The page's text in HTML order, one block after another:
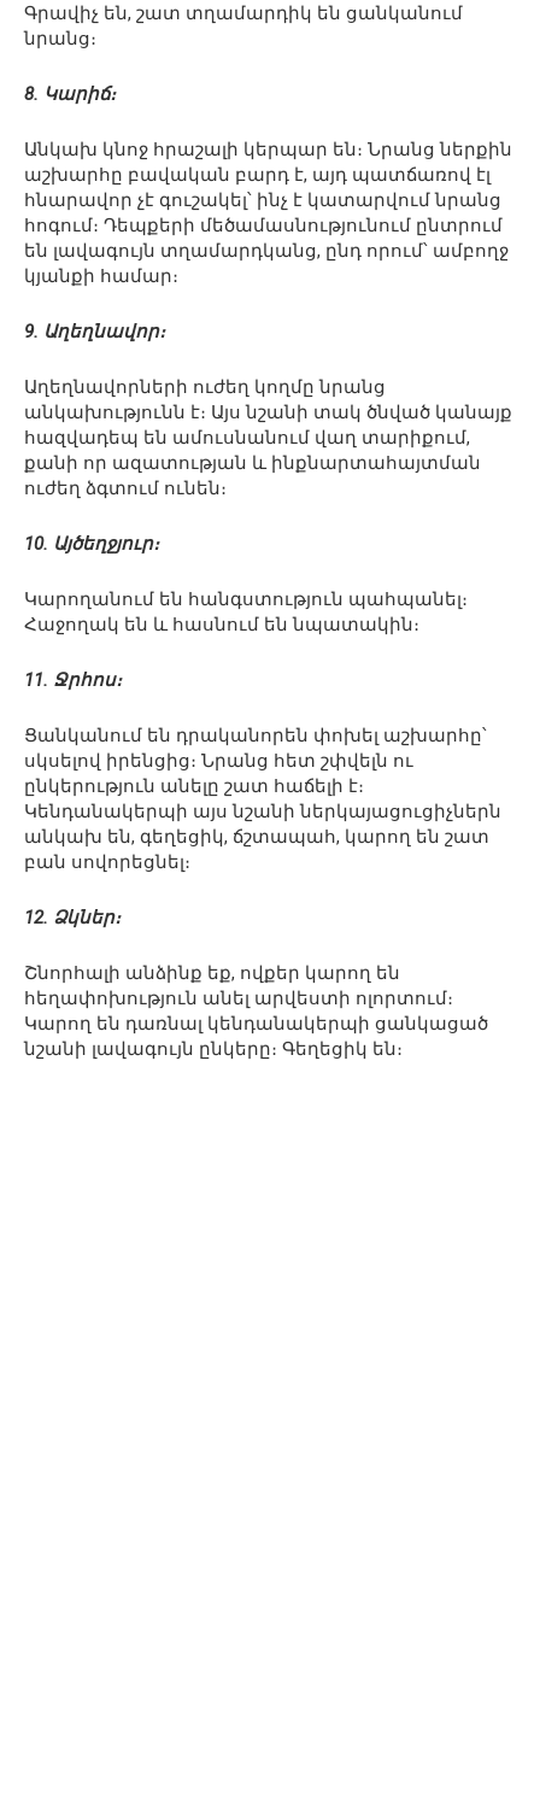
Գրավիչ են, շատ տղամարդիկ են ցանկանում
նրանց։
8. Կարիճ։
Անկախ կնոջ հրաշալի կերպար են։ Նրանց ներքին
աշխարհը բավական բարդ է, այդ պատճառով էլ
հնարավոր չէ գուշակել՝ ինչ է կատարվում նրանց
հոգում։ Դեպքերի մեծամասնությունում ընտրում
են լավագույն տղամարդկանց, ընդ որում՝ ամբողջ
կյանքի համար։
9. Աղեղնավոր։
Աղեղնավորների ուժեղ կողմը նրանց
անկախությունն է։ Այս նշանի տակ ծնված կանայք
հազվադեպ են ամուսնանում վաղ տարիքում,
քանի որ ազատության և ինքնարտահայտման
ուժեղ ձգտում ունեն։
10. Այծեղջյուր։
Կարողանում են հանգստություն պահպանել։
Հաջողակ են և հասնում են նպատակին։
11. Ջրհոս։
Ցանկանում են դրականորեն փոխել աշխարհը՝
սկսելով իրենցից։ Նրանց հետ շփվելն ու
ընկերություն անելը շատ հաճելի է։
Կենդանակերպի այս նշանի ներկայացուցիչներն
անկախ են, գեղեցիկ, ճշտապահ, կարող են շատ
բան սովորեցնել։
12. Ձկներ։
Շնորհալի անձինք եք, ովքեր կարող են
հեղափոխություն անել արվեստի ոլորտում։
Կարող են դառնալ կենդանակերպի ցանկացած
նշանի լավագույն ընկերը։ Գեղեցիկ են։